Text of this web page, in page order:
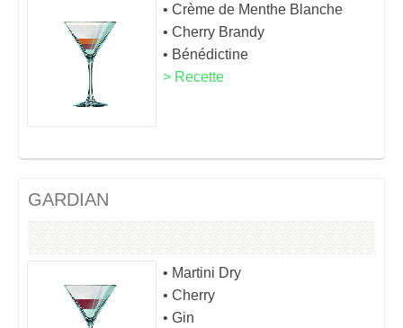
• Crème de Menthe Blanche
• Cherry Brandy
• Bénédictine
> Recette
GARDIAN
• Martini Dry
• Cherry
• Gin